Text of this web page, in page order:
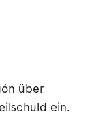
über
ein.